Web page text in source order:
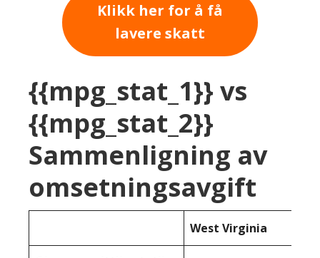
Klikk her for å få
lavere skatt
{{mpg_stat_1}} vs
{{mpg_stat_2}}
Sammenligning av
omsetningsavgift
West Virginia